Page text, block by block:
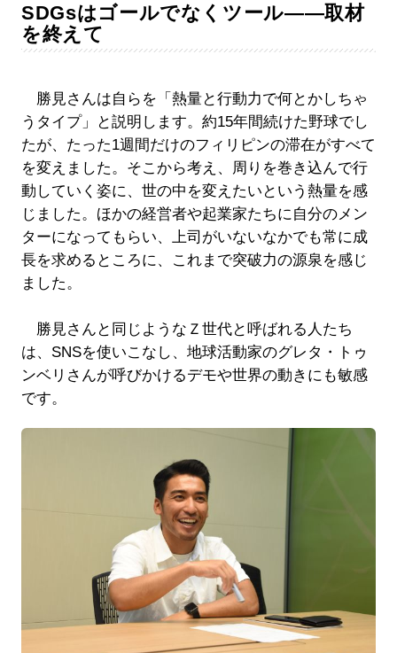
SDGsはゴールでなくツール――取材
を終えて
勝見さんは自らを「熱量と行動力で何とかしちゃ
うタイプ」と説明します。約15年間続けた野球でし
たが、たった1週間だけのフィリピンの滞在がすべて
を変えました。そこから考え、周りを巻き込んで行
動していく姿に、世の中を変えたいという熱量を感
じました。ほかの経営者や起業家たちに自分のメン
ターになってもらい、上司がいないなかでも常に成
長を求めるところに、これまで突破力の源泉を感じ
ました。
勝見さんと同じようなＺ世代と呼ばれる人たち
は、SNSを使いこなし、地球活動家のグレタ・トゥ
ンベリさんが呼びかけるデモや世界の動きにも敏感
です。